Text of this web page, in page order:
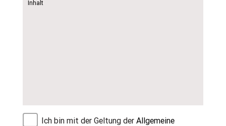
Ich bin mit der Geltung der Allgemeine